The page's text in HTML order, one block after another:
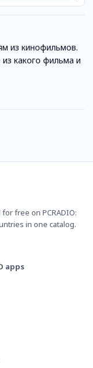
из кинофильмов.
какого фильма и
free on PCRADIO:
in one catalog.
apps